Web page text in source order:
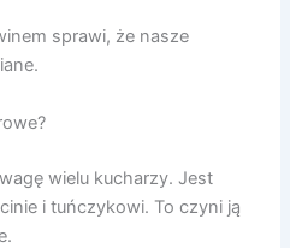
sprawi, że nasze
wielu kucharzy. Jest
i tuńczykowi. To czyni ją